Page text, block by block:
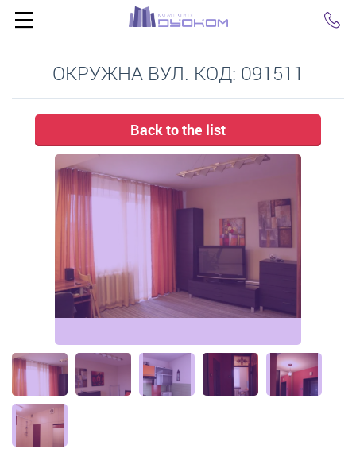
ОКРУЖНА ВУЛ. КОД: 091511
Back to the list